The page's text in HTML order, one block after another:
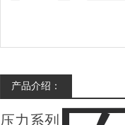
产品介绍：
压力系列